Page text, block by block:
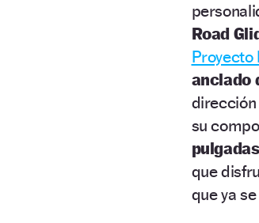
Road
Proyecto
anclado
dirección
su
que
que ya